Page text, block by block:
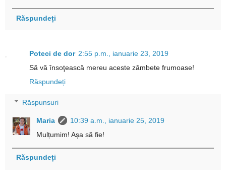
Răspundeți
Poteci de dor 2:55 p.m., ianuarie 23, 2019
Să vă însoţească mereu aceste zâmbete frumoase!
Răspundeți
Răspunsuri
Maria
10:39 a.m., ianuarie 25, 2019
Mulțumim! Așa să fie!
Răspundeți